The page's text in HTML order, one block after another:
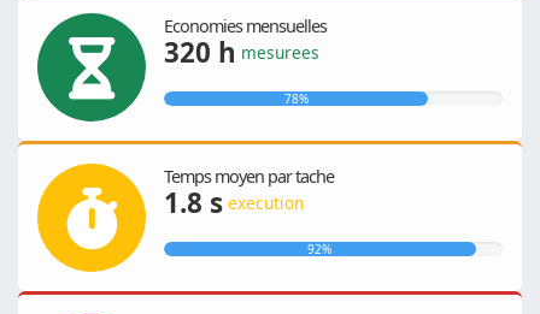
Economies mensuelles
320 h mesurees
78%
Temps moyen par tache
1.8 s execution
92%